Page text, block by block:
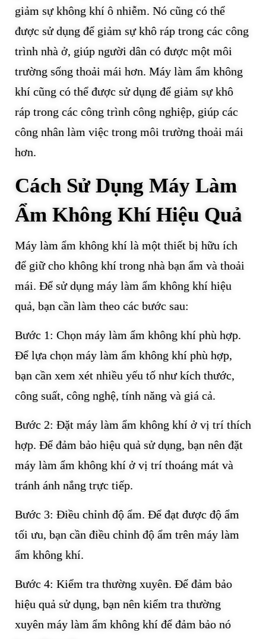
giảm sự không khí ô nhiễm. Nó cũng có thể
được sử dụng để giảm sự khô ráp trong các công
trình nhà ở, giúp người dân có được một môi
trường sống thoải mái hơn. Máy làm ẩm không
khí cũng có thể được sử dụng để giảm sự khô
ráp trong các công trình công nghiệp, giúp các
công nhân làm việc trong môi trường thoải mái
hơn.
Cách Sử Dụng Máy Làm
Ẩm Không Khí Hiệu Quả
Máy làm ẩm không khí là một thiết bị hữu ích
để giữ cho không khí trong nhà bạn ẩm và thoải
mái. Để sử dụng máy làm ẩm không khí hiệu
quả, bạn cần làm theo các bước sau:
Bước 1: Chọn máy làm ẩm không khí phù hợp.
Để lựa chọn máy làm ẩm không khí phù hợp,
bạn cần xem xét nhiều yếu tố như kích thước,
công suất, công nghệ, tính năng và giá cả.
Bước 2: Đặt máy làm ẩm không khí ở vị trí thích
hợp. Để đảm bảo hiệu quả sử dụng, bạn nên đặt
máy làm ẩm không khí ở vị trí thoáng mát và
tránh ánh nắng trực tiếp.
Bước 3: Điều chỉnh độ ẩm. Để đạt được độ ẩm
tối ưu, bạn cần điều chỉnh độ ẩm trên máy làm
ẩm không khí.
Bước 4: Kiểm tra thường xuyên. Để đảm bảo
hiệu quả sử dụng, bạn nên kiểm tra thường
xuyên máy làm ẩm không khí để đảm bảo nó